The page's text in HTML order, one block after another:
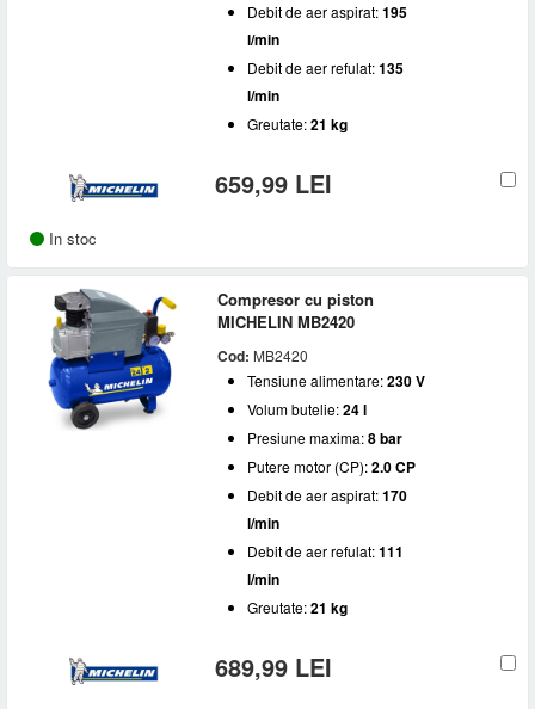
Debit de aer aspirat:195
l/min
Debit de aer refulat:135
l/min
Greutate:21 kg
659,99 LEI
In stoc
Compresor cu piston
MICHELIN MB2420
Cod: MB2420
Tensiune alimentare:230 V
Volum butelie:24 l
Presiune maxima:8 bar
Putere motor (CP):2.0 CP
Debit de aer aspirat:170
l/min
Debit de aer refulat:111
l/min
Greutate:21 kg
689,99 LEI